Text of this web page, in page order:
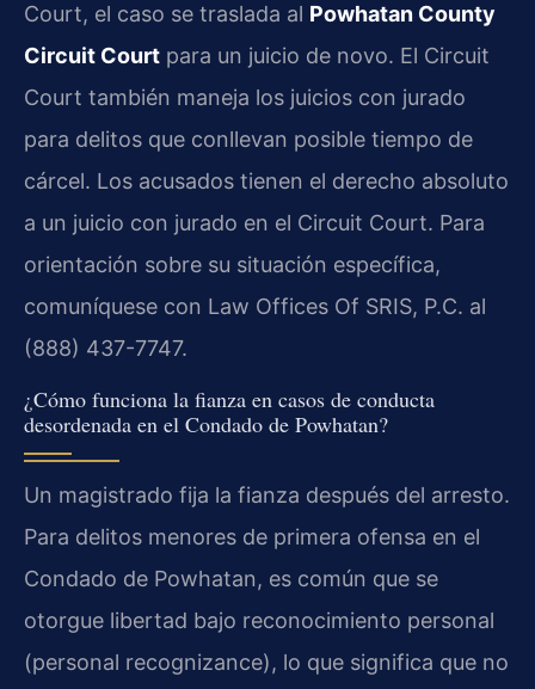
Court, el caso se traslada al Powhatan County
Circuit Court para un juicio de novo. El Circuit
Court también maneja los juicios con jurado
para delitos que conllevan posible tiempo de
cárcel. Los acusados tienen el derecho absoluto
a un juicio con jurado en el Circuit Court. Para
orientación sobre su situación específica,
comuníquese con Law Offices Of SRIS, P.C. al
(888) 437-7747.
¿Cómo funciona la fianza en casos de conducta
desordenada en el Condado de Powhatan?
Un magistrado fija la fianza después del arresto.
Para delitos menores de primera ofensa en el
Condado de Powhatan, es común que se
otorgue libertad bajo reconocimiento personal
(personal recognizance), lo que significa que no